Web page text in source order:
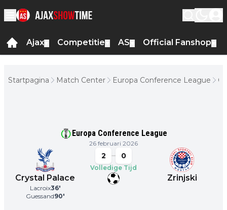
Ajax Competitie AS Official Fanshop
Startpagina Match Center Europa Conference League
Europa Conference League
26 februari 2026
Crystal Palace
Lacroix36'
Guessand90'
2 0
Volledige Tijd
Zrinjski